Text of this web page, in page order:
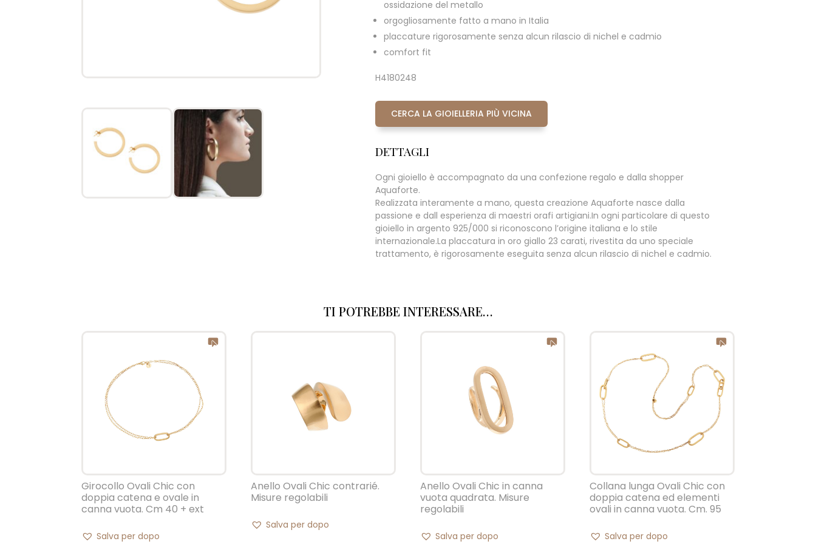
ossidazione del metallo
orgogliosamente fatto a mano in Italia
placcature rigorosamente senza alcun rilascio di nichel e cadmio
comfort fit
H4180248
CERCA LA GIOIELLERIA PIÙ VICINA
DETTAGLI
Ogni gioiello è accompagnato da una confezione regalo e dalla shopper
Aquaforte.
Realizzata interamente a mano, questa creazione Aquaforte nasce dalla
passione e dall esperienza di maestri orafi artigiani.In ogni particolare di questo
gioiello in argento 925/000 si riconoscono l’origine italiana e lo stile
internazionale.La placcatura in oro giallo 23 carati, rivestita da uno speciale
trattamento, è rigorosamente eseguita senza alcun rilascio di nichel e cadmio.
TI POTREBBE INTERESSARE…
Girocollo Ovali Chic con
doppia catena e ovale in
canna vuota. Cm 40 + ext
Salva per dopo
Anello Ovali Chic contrarié.
Misure regolabili
Salva per dopo
Anello Ovali Chic in canna
vuota quadrata. Misure
regolabili
Salva per dopo
Collana lunga Ovali Chic con
doppia catena ed elementi
ovali in canna vuota. Cm. 95
Salva per dopo